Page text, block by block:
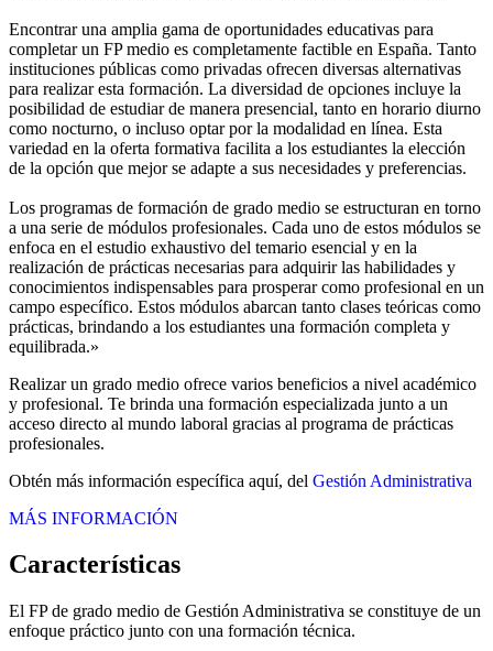
Encontrar una amplia gama de oportunidades educativas para
completar un FP medio es completamente factible en España. Tanto
instituciones públicas como privadas ofrecen diversas alternativas
para realizar esta formación. La diversidad de opciones incluye la
posibilidad de estudiar de manera presencial, tanto en horario diurno
como nocturno, o incluso optar por la modalidad en línea. Esta
variedad en la oferta formativa facilita a los estudiantes la elección
de la opción que mejor se adapte a sus necesidades y preferencias.
Los programas de formación de grado medio se estructuran en torno
a una serie de módulos profesionales. Cada uno de estos módulos se
enfoca en el estudio exhaustivo del temario esencial y en la
realización de prácticas necesarias para adquirir las habilidades y
conocimientos indispensables para prosperar como profesional en un
campo específico. Estos módulos abarcan tanto clases teóricas como
prácticas, brindando a los estudiantes una formación completa y
equilibrada.»
Realizar un grado medio ofrece varios beneficios a nivel académico
y profesional. Te brinda una formación especializada junto a un
acceso directo al mundo laboral gracias al programa de prácticas
profesionales.
Obtén más información específica aquí, del Gestión Administrativa
MÁS INFORMACIÓN
Características
El FP de grado medio de Gestión Administrativa se constituye de un
enfoque práctico junto con una formación técnica.